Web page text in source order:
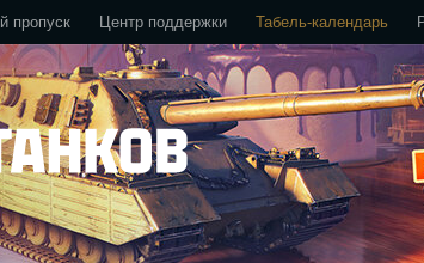
пропуск Центр поддержки Табель-календарь